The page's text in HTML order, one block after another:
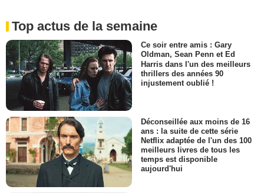
Top actus de la semaine
Ce soir entre amis : Gary
Oldman, Sean Penn et Ed
Harris dans l'un des meilleurs
thrillers des années 90
injustement oublié !
Déconseillée aux moins de 16
ans : la suite de cette série
Netflix adaptée de l'un des 100
meilleurs livres de tous les
temps est disponible
aujourd'hui